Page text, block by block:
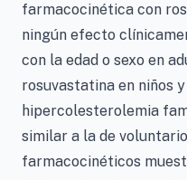
farmacocinética con
ningún efecto
con la edad o sexo en
rosuvastatina en niños
hipercolesterolemia
similar a la de
farmacocinéticos